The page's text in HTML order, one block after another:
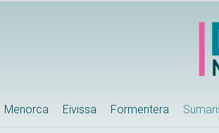
Menorca Eivissa Formentera